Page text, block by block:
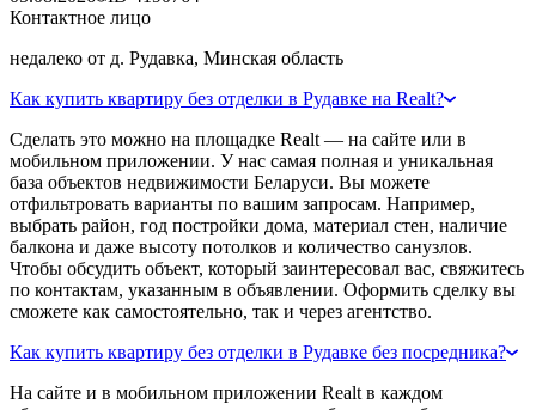
Контактное лицо
недалеко от д. Рудавка, Минская область
Как купить квартиру без отделки в Рудавке на Realt?
Сделать это можно на площадке Realt — на сайте или в
мобильном приложении. У нас самая полная и уникальная
база объектов недвижимости Беларуси. Вы можете
отфильтровать варианты по вашим запросам. Например,
выбрать район, год постройки дома, материал стен, наличие
балкона и даже высоту потолков и количество санузлов.
Чтобы обсудить объект, который заинтересовал вас, свяжитесь
по контактам, указанным в объявлении. Оформить сделку вы
сможете как самостоятельно, так и через агентство.
Как купить квартиру без отделки в Рудавке без посредника?
На сайте и в мобильном приложении Realt в каждом